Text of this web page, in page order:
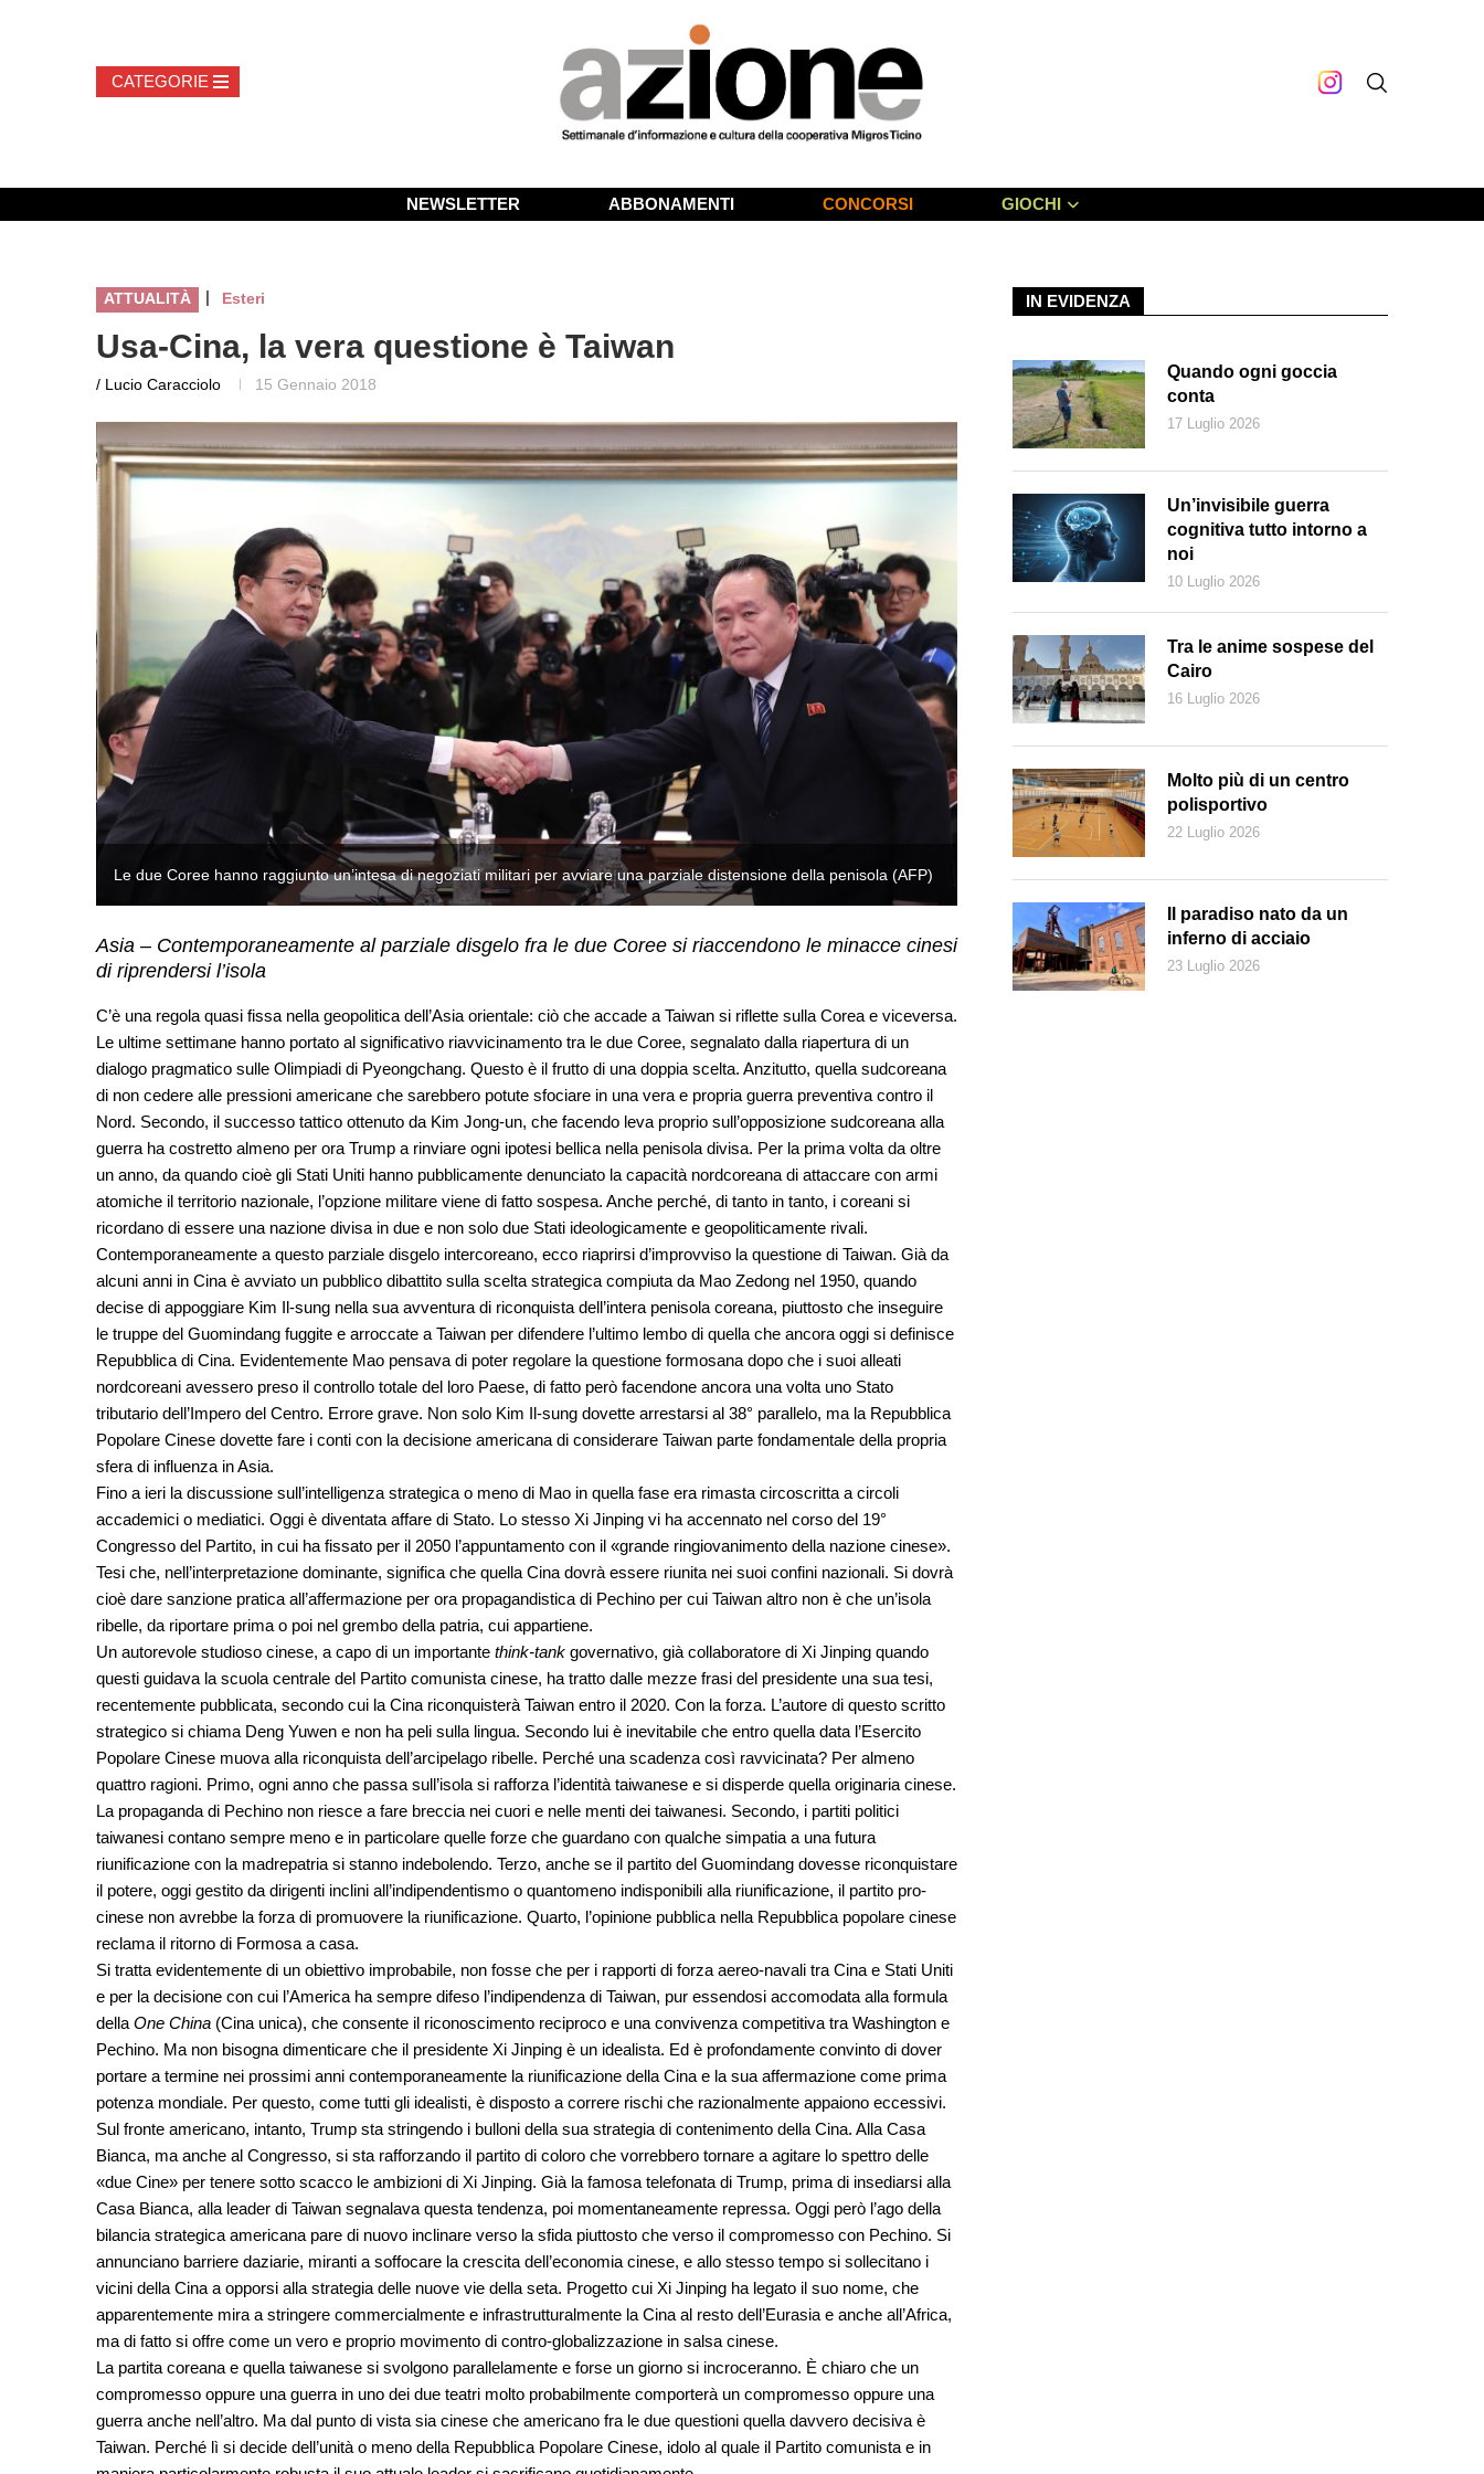
NEWSLETTER ABBONAMENTI CONCORSI GIOCHI
ATTUALITÀ | Esteri
Usa-Cina, la vera questione è Taiwan
/ Lucio Caracciolo 15 Gennaio 2018
Le due Coree hanno raggiunto un’intesa di negoziati militari per avviare una parziale distensione della penisola (AFP) Le due Coree hanno raggiunto un’intesa di negoziati militari per
Asia – Contemporaneamente al parziale disgelo fra le due Coree si riaccendono le minacce cinesi
di riprendersi l’isola
C’è una regola quasi fissa nella geopolitica dell’Asia orientale: ciò che accade a Taiwan si riflette sulla Corea e viceversa.
Le ultime settimane hanno portato al significativo riavvicinamento tra le due Coree, segnalato dalla riapertura di un
dialogo pragmatico sulle Olimpiadi di Pyeongchang. Questo è il frutto di una doppia scelta. Anzitutto, quella sudcoreana
di non cedere alle pressioni americane che sarebbero potute sfociare in una vera e propria guerra preventiva contro il
Nord. Secondo, il successo tattico ottenuto da Kim Jong-un, che facendo leva proprio sull’opposizione sudcoreana alla
guerra ha costretto almeno per ora Trump a rinviare ogni ipotesi bellica nella penisola divisa. Per la prima volta da oltre
un anno, da quando cioè gli Stati Uniti hanno pubblicamente denunciato la capacità nordcoreana di attaccare con armi
atomiche il territorio nazionale, l’opzione militare viene di fatto sospesa. Anche perché, di tanto in tanto, i coreani si
ricordano di essere una nazione divisa in due e non solo due Stati ideologicamente e geopoliticamente rivali.
Contemporaneamente a questo parziale disgelo intercoreano, ecco riaprirsi d’improvviso la questione di Taiwan. Già da
alcuni anni in Cina è avviato un pubblico dibattito sulla scelta strategica compiuta da Mao Zedong nel 1950, quando
decise di appoggiare Kim Il-sung nella sua avventura di riconquista dell’intera penisola coreana, piuttosto che inseguire
le truppe del Guomindang fuggite e arroccate a Taiwan per difendere l’ultimo lembo di quella che ancora oggi si definisce
Repubblica di Cina. Evidentemente Mao pensava di poter regolare la questione formosana dopo che i suoi alleati
nordcoreani avessero preso il controllo totale del loro Paese, di fatto però facendone ancora una volta uno Stato
tributario dell’Impero del Centro. Errore grave. Non solo Kim Il-sung dovette arrestarsi al 38° parallelo, ma la Repubblica
Popolare Cinese dovette fare i conti con la decisione americana di considerare Taiwan parte fondamentale della propria
sfera di influenza in Asia.
Fino a ieri la discussione sull’intelligenza strategica o meno di Mao in quella fase era rimasta circoscritta a circoli
accademici o mediatici. Oggi è diventata affare di Stato. Lo stesso Xi Jinping vi ha accennato nel corso del 19°
Congresso del Partito, in cui ha fissato per il 2050 l’appuntamento con il «grande ringiovanimento della nazione cinese».
Tesi che, nell’interpretazione dominante, significa che quella Cina dovrà essere riunita nei suoi confini nazionali. Si dovrà
cioè dare sanzione pratica all’affermazione per ora propagandistica di Pechino per cui Taiwan altro non è che un’isola
ribelle, da riportare prima o poi nel grembo della patria, cui appartiene.
Un autorevole studioso cinese, a capo di un importante think-tank governativo, già collaboratore di Xi Jinping quando
questi guidava la scuola centrale del Partito comunista cinese, ha tratto dalle mezze frasi del presidente una sua tesi,
recentemente pubblicata, secondo cui la Cina riconquisterà Taiwan entro il 2020. Con la forza. L’autore di questo scritto
strategico si chiama Deng Yuwen e non ha peli sulla lingua. Secondo lui è inevitabile che entro quella data l’Esercito
Popolare Cinese muova alla riconquista dell’arcipelago ribelle. Perché una scadenza così ravvicinata? Per almeno
quattro ragioni. Primo, ogni anno che passa sull’isola si rafforza l’identità taiwanese e si disperde quella originaria cinese.
La propaganda di Pechino non riesce a fare breccia nei cuori e nelle menti dei taiwanesi. Secondo, i partiti politici
taiwanesi contano sempre meno e in particolare quelle forze che guardano con qualche simpatia a una futura
riunificazione con la madrepatria si stanno indebolendo. Terzo, anche se il partito del Guomindang dovesse riconquistare
il potere, oggi gestito da dirigenti inclini all’indipendentismo o quantomeno indisponibili alla riunificazione, il partito pro-
cinese non avrebbe la forza di promuovere la riunificazione. Quarto, l’opinione pubblica nella Repubblica popolare cinese
reclama il ritorno di Formosa a casa.
Si tratta evidentemente di un obiettivo improbabile, non fosse che per i rapporti di forza aereo-navali tra Cina e Stati Uniti
e per la decisione con cui l’America ha sempre difeso l’indipendenza di Taiwan, pur essendosi accomodata alla formula
della One China (Cina unica), che consente il riconoscimento reciproco e una convivenza competitiva tra Washington e
Pechino. Ma non bisogna dimenticare che il presidente Xi Jinping è un idealista. Ed è profondamente convinto di dover
portare a termine nei prossimi anni contemporaneamente la riunificazione della Cina e la sua affermazione come prima
potenza mondiale. Per questo, come tutti gli idealisti, è disposto a correre rischi che razionalmente appaiono eccessivi.
Sul fronte americano, intanto, Trump sta stringendo i bulloni della sua strategia di contenimento della Cina. Alla Casa
Bianca, ma anche al Congresso, si sta rafforzando il partito di coloro che vorrebbero tornare a agitare lo spettro delle
«due Cine» per tenere sotto scacco le ambizioni di Xi Jinping. Già la famosa telefonata di Trump, prima di insediarsi alla
Casa Bianca, alla leader di Taiwan segnalava questa tendenza, poi momentaneamente repressa. Oggi però l’ago della
bilancia strategica americana pare di nuovo inclinare verso la sfida piuttosto che verso il compromesso con Pechino. Si
annunciano barriere daziarie, miranti a soffocare la crescita dell’economia cinese, e allo stesso tempo si sollecitano i
vicini della Cina a opporsi alla strategia delle nuove vie della seta. Progetto cui Xi Jinping ha legato il suo nome, che
apparentemente mira a stringere commercialmente e infrastrutturalmente la Cina al resto dell’Eurasia e anche all’Africa,
ma di fatto si offre come un vero e proprio movimento di contro-globalizzazione in salsa cinese.
La partita coreana e quella taiwanese si svolgono parallelamente e forse un giorno si incroceranno. È chiaro che un
compromesso oppure una guerra in uno dei due teatri molto probabilmente comporterà un compromesso oppure una
guerra anche nell’altro. Ma dal punto di vista sia cinese che americano fra le due questioni quella davvero decisiva è
Taiwan. Perché lì si decide dell’unità o meno della Repubblica Popolare Cinese, idolo al quale il Partito comunista e in
IN EVIDENZA
Quando ogni goccia
conta
17 Luglio 2026
Un’invisibile guerra
cognitiva tutto intorno a
noi
10 Luglio 2026
Tra le anime sospese del
Cairo
16 Luglio 2026
Molto più di un centro
polisportivo
22 Luglio 2026
Il paradiso nato da un
inferno di acciaio
23 Luglio 2026